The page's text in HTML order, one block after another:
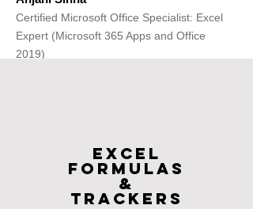
Certified Microsoft Office Specialist: Excel
Expert (Microsoft 365 Apps and Office
2019)
Excel
FOrmulas
&
Trackers